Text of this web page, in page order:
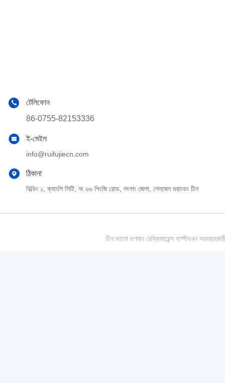
টেলিফোন
86-0755-82153336
ই-মেইল
info@ruifujiecn.com
ঠিকানা
বিল্ডিং ১, ক্যাংলি সিটি, নং ৬৬ পিংজি রোড, লংগাং জেলা, শেনজেন গুয়াংডং চীন
চীন ভালো গুণমান রেফ্রিজারেন্স বাষ্পীভবন